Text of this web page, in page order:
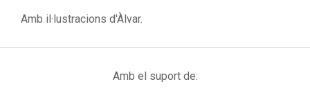
Amb il·lustracions d'Àlvar.
Amb el suport de: